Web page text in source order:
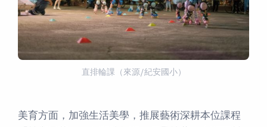
直排輪課（來源/紀安國小）
美育方面，加強生活美學，推展藝術深耕本位課程